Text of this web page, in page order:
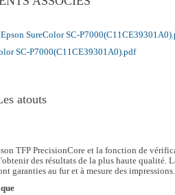
SureColor SC-
SC-P7000(C11CE39301A0).pdf
atouts
TFP PrecisionCore et la fonction de
des résultats de la plus haute qualité.
garanties au fur et à mesure des impressions.